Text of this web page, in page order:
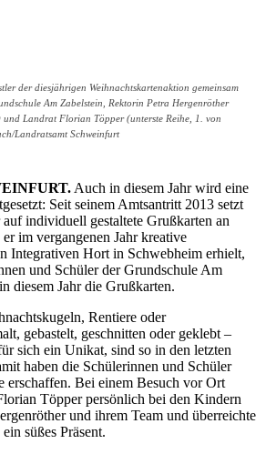
der diesjährigen Weihnachtskartenaktion gemeinsam
Am Zabelstein, Rektorin Petra Hergenröther
und Landrat Florian Töpper (unterste Reihe, 1. von
Landratsamt Schweinfurt
Auch in diesem Jahr wird eine
Seit seinem Amtsantritt 2013 setzt
individuell gestaltete Grußkarten an
im vergangenen Jahr kreative
Integrativen Hort in Schwebheim erhielt,
und Schüler der Grundschule Am
diesem Jahr die Grußkarten.
Rentiere oder
gebastelt, geschnitten oder geklebt –
sich ein Unikat, sind so in den letzten
haben die Schülerinnen und Schüler
erschaffen. Bei einem Besuch vor Ort
Töpper persönlich bei den Kindern
und ihrem Team und überreichte
süßes Präsent.